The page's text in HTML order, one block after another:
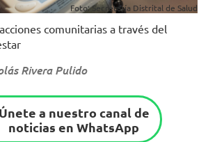
Foto: Secretaría Distrital de Salud
comunitarias a través del
Rivera Pulido
Únete a nuestro canal de
noticias en WhatsApp